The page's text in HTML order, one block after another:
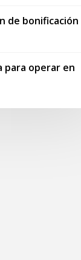
de bonificación
para operar en